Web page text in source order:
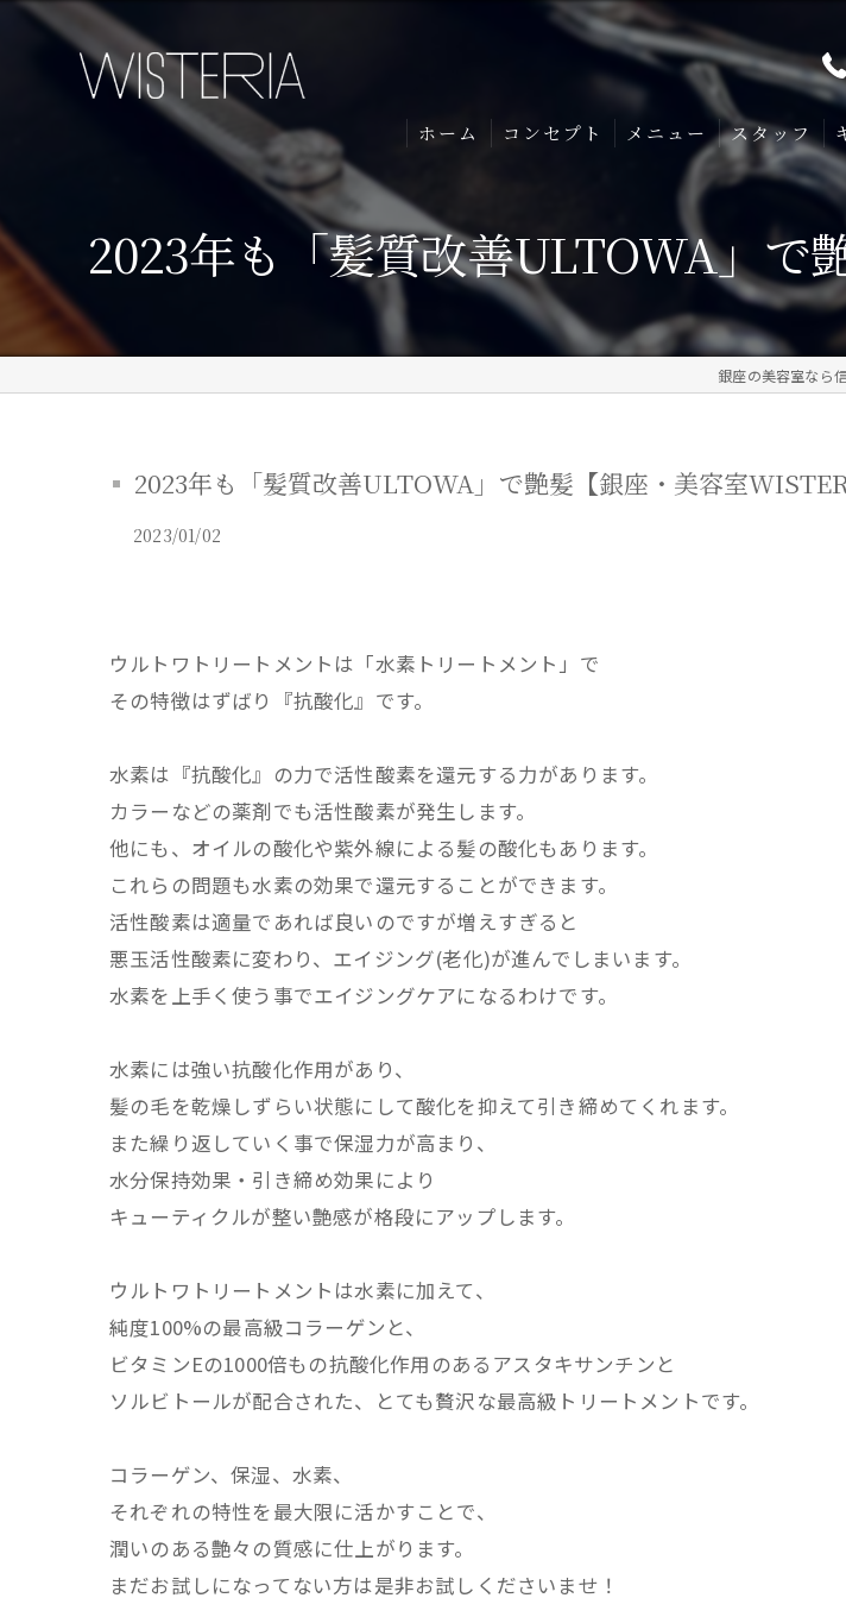
ホーム コンセプト メニュー スタッフ
2023年も「髪質改善ULTOWA」で
銀座の美容室なら
2023年も「髪質改善ULTOWA」で艶髪【銀座・美容室
2023/01/02
ウルトワトリートメントは「水素トリートメント」で
その特徴はずばり『抗酸化』です。
水素は『抗酸化』の力で活性酸素を還元する力があります。
カラーなどの薬剤でも活性酸素が発生します。
他にも、オイルの酸化や紫外線による髪の酸化もあります。
これらの問題も水素の効果で還元することができます。
活性酸素は適量であれば良いのですが増えすぎると
悪玉活性酸素に変わり、エイジング(老化)が進んでしまいます。
水素を上手く使う事でエイジングケアになるわけです。
水素には強い抗酸化作用があり、
髪の毛を乾燥しずらい状態にして酸化を抑えて引き締めてくれます。
また繰り返していく事で保湿力が高まり、
水分保持効果・引き締め効果により
キューティクルが整い艶感が格段にアップします。
ウルトワトリートメントは水素に加えて、
純度100%の最高級コラーゲンと、
ビタミンEの1000倍もの抗酸化作用のあるアスタキサンチンと
ソルビトールが配合された、とても贅沢な最高級トリートメントです。
コラーゲン、保湿、水素、
それぞれの特性を最大限に活かすことで、
潤いのある艶々の質感に仕上がります。
まだお試しになってない方は是非お試しくださいませ！